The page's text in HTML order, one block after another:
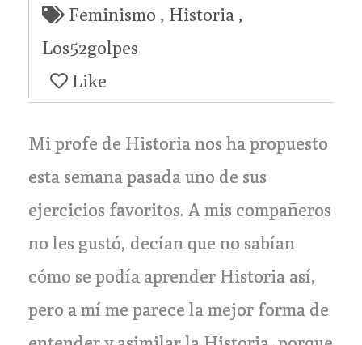
Feminismo , Historia ,
Los52golpes
Like
Mi profe de Historia nos ha propuesto
esta semana pasada uno de sus
ejercicios favoritos. A mis compañeros
no les gustó, decían que no sabían
cómo se podía aprender Historia así,
pero a mí me parece la mejor forma de